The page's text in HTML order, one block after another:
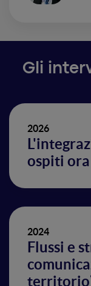
Gli
2026
ospiti
2024
Flussi e